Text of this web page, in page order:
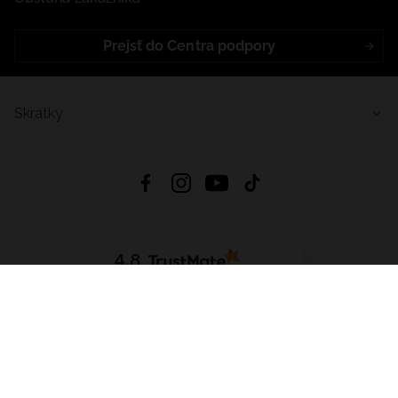
Prejsť do Centra podpory
4.8